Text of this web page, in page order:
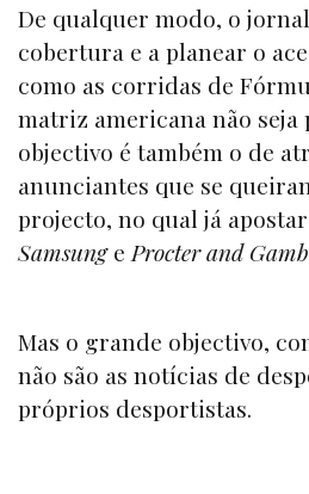
De qualquer modo, o
cobertura e a planear o
como as corridas de
matriz americana não seja
objectivo é também o de
anunciantes que se
projecto, no qual já
Samsunge Procter and
Mas o grande objectivo,
não são as notícias de
próprios desportistas.